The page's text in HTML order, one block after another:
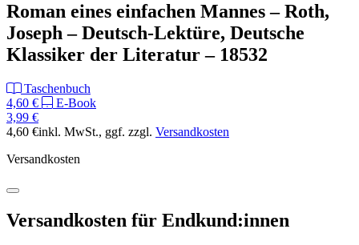
Roman eines einfachen Mannes – Roth,
Joseph – Deutsch-Lektüre, Deutsche
Klassiker der Literatur – 18532
Taschenbuch
4,60 €
E-Book
3,99 €
4,60 €inkl. MwSt., ggf. zzgl. Versandkosten
Versandkosten
Versandkosten für Endkund:innen